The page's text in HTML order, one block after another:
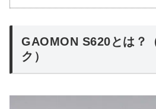
GAOMON S620とは？
ク）